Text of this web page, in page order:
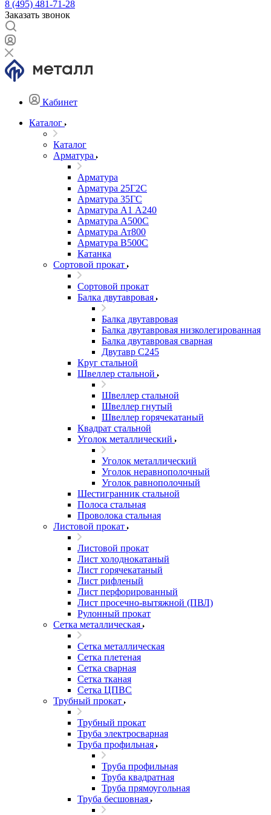
8 (495) 481-71-28
Заказать звонок
Кабинет
Каталог
Каталог
Арматура
Арматура
Арматура 25Г2С
Арматура 35ГС
Арматура А1 А240
Арматура А500С
Арматура Ат800
Арматура В500С
Катанка
Сортовой прокат
Сортовой прокат
Балка двутавровая
Балка двутавровая
Балка двутавровая низколегированная
Балка двутавровая сварная
Двутавр С245
Круг стальной
Швеллер стальной
Швеллер стальной
Швеллер гнутый
Швеллер горячекатаный
Квадрат стальной
Уголок металлический
Уголок металлический
Уголок неравнополочный
Уголок равнополочный
Шестигранник стальной
Полоса стальная
Проволока стальная
Листовой прокат
Листовой прокат
Лист холоднокатаный
Лист горячекатаный
Лист рифленый
Лист перфорированный
Лист просечно-вытяжной (ПВЛ)
Рулонный прокат
Сетка металлическая
Сетка металлическая
Сетка плетеная
Сетка сварная
Сетка тканая
Сетка ЦПВС
Трубный прокат
Трубный прокат
Труба электросварная
Труба профильная
Труба профильная
Труба квадратная
Труба прямоугольная
Труба бесшовная